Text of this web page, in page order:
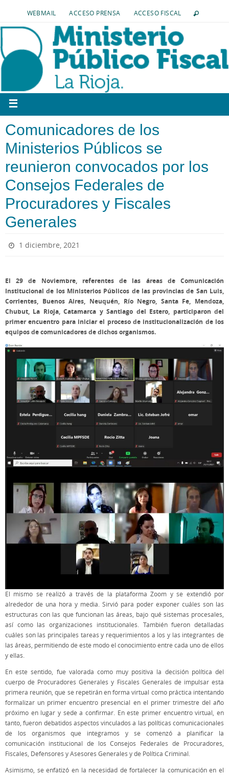
WEBMAIL ACCESO PRENSA ACCESO FISCAL
Comunicadores de los
Ministerios Públicos se
reunieron convocados por los
Consejos Federales de
Procuradores y Fiscales
Generales
1 diciembre, 2021
El 29 de Noviembre, referentes de las áreas de Comunicación
Institucional de los Ministerios Públicos de las provincias de San Luis,
Corrientes, Buenos Aires, Neuquén, Río Negro, Santa Fe, Mendoza,
Chubut, La Rioja, Catamarca y Santiago del Estero, participaron del
primer encuentro para iniciar el proceso de institucionalización de los
equipos de comunicadores de dichos organismos.
El mismo se realizó a través de la plataforma Zoom y se extendió por
alrededor de una hora y media. Sirvió para poder exponer cuáles son las
estructuras con las que funcionan las áreas, bajo qué sistemas procesales,
así como las organizaciones institucionales. También fueron detalladas
cuáles son las principales tareas y requerimientos a los y las integrantes de
las áreas, permitiendo de este modo el conocimiento entre cada uno de ellos
y ellas.
En este sentido, fue valorada como muy positiva la decisión política del
cuerpo de Procuradores Generales y Fiscales Generales de impulsar esta
primera reunión, que se repetirán en forma virtual como práctica intentando
formalizar un primer encuentro presencial en el primer trimestre del año
próximo en lugar y sede a confirmar. En este primer encuentro virtual, en
tanto, fueron debatidos aspectos vinculados a las políticas comunicacionales
de los organismos que integramos y se comenzó a planificar la
comunicación institucional de los Consejos Federales de Procuradores,
Fiscales, Defensores y Asesores Generales y de Política Criminal.
Asimismo, se enfatizó en la necesidad de fortalecer la comunicación en el